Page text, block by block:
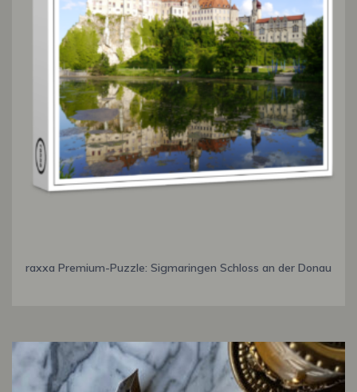
raxxa Premium-Puzzle: Sigmaringen Schloss an der Donau